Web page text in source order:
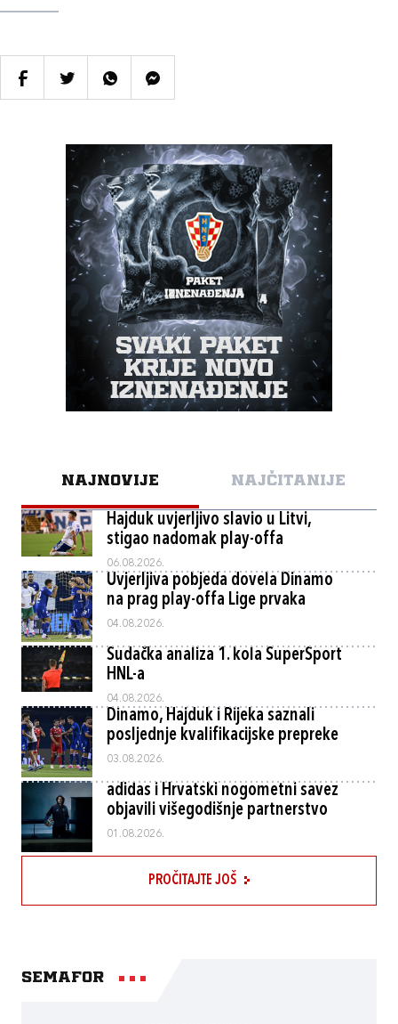
NAJNOVIJE NAJČITANIJE
Hajduk uvjerljivo slavio u Litvi,
stigao nadomak play-offa
06.08.2026.
Uvjerljiva pobjeda dovela Dinamo
na prag play-offa Lige prvaka
04.08.2026.
Sudačka analiza 1. kola SuperSport
HNL-a
04.08.2026.
Dinamo, Hajduk i Rijeka saznali
posljednje kvalifikacijske prepreke
03.08.2026.
adidas i Hrvatski nogometni savez
objavili višegodišnje partnerstvo
01.08.2026.
PROČITAJTE JOŠ
Semafor